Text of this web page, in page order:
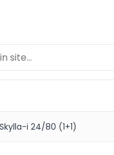
i 24/80 (1+1)